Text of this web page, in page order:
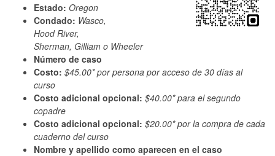
Estado: Oregon
Condado: Wasco,
Hood River,
Sherman, Gilliam o Wheeler
Número de caso
Costo: $45.00* por persona por acceso de 30 días al
curso
Costo adicional opcional: $40.00* para el segundo
copadre
Costo adicional opcional: $20.00* por la compra de cada
cuaderno del curso
Nombre y apellido como aparecen en el caso